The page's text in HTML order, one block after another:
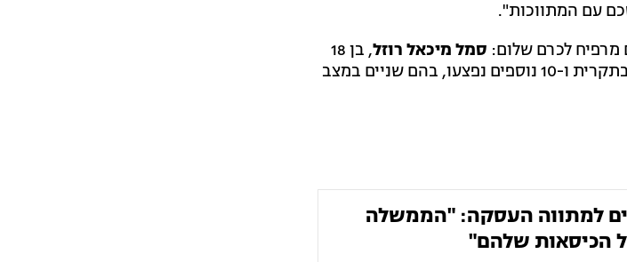
עם המתווכות".
מרפיח לכרם שלום: סמל מיכאל רוזל
, בן 18
מראשון לציון, לוחם בגדוד 931 של חטיבת הנח"ל. בסך הכל ארבעה לוחמים נהרגו בתקרית ו-10 נוספים נפצעו, בהם שניים במצב
למתווה העסקה: "הממשלה
הכיסאות שלהם"